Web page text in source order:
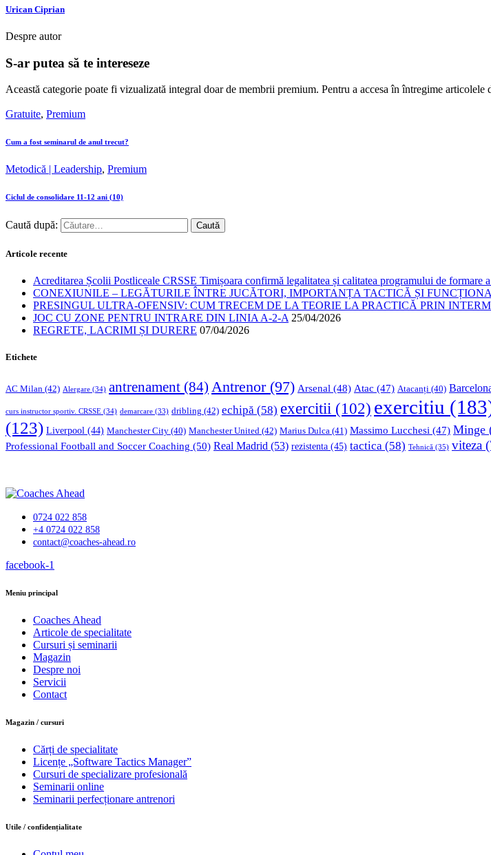
Urican Ciprian
Despre autor
S-ar putea să te intereseze
Această categorie poate fi vizualizată integral doar de membrii premium. Pentru a accesa în întregime articolele
Gratuite, Premium
Cum a fost seminarul de anul trecut?
Metodică | Leadership, Premium
Ciclul de consolidare 11-12 ani (10)
Caută după:
Articole recente
Acreditarea Școlii Postliceale CRSSE Timișoara confirmă legalitatea și calitatea programului de formare
CONEXIUNILE – LEGĂTURILE ÎNTRE JUCĂTORI, IMPORTANȚA TACTICĂ ȘI
PRESINGUL ULTRA-OFENSIV: CUM TRECEM DE LA TEORIE LA PRACTICĂ PRIN
JOC CU ZONE PENTRU INTRARE DIN LINIA A-2-A 25/04/2026
REGRETE, LACRIMI ȘI DURERE 07/04/2026
Etichete
AC Milan (42) Alergare (34) antrenament (84) Antrenor(97) Arsenal (48) Atac (47) Atacanți (40)
curs instructor sportiv. CRSSE (34) demarcare (33) dribling (42) echipă (58) exercitii (102) exercitiu
(123) Liverpool (44) Manchester City (40) Manchester United (42) Marius Dulca (41) Massimo Lucchesi (47) Minge
Professional Football and Soccer Coaching (50) Real Madrid (53) rezistenta (45) tactica (58) Tehnică (35) viteza
0724 022 858
+4 0724 022 858
contact@coaches-ahead.ro
facebook-1
Meniu principal
Coaches Ahead
Articole de specialitate
Cursuri și seminarii
Magazin
Despre noi
Servicii
Contact
Magazin / cursuri
Cărți de specialitate
Licențe „Software Tactics Manager”
Cursuri de specializare profesională
Seminarii online
Seminarii perfecționare antrenori
Utile / confidențialitate